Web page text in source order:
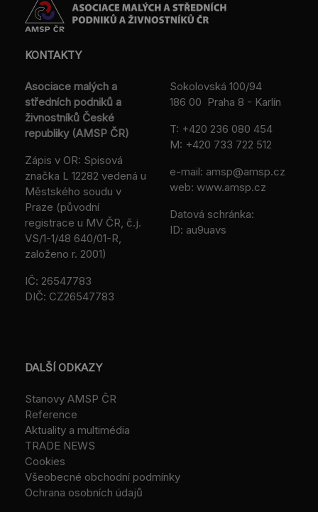
KONTAKTY
Asociace malých a
středních podniků a
živnostníků České
republiky (AMSP ČR)
Zápis v OR: Spisová
značka L 12282 vedená u
Městského soudu v
Praze (původní
registrace u MV ČR, č.j.
VS/1-1/48 640/01-R,
založeno r. 2001)
IČ: 26547783
DIČ: CZ26547783
Sokolovská 100/94
186 00 Praha 8 - Karlín
T: +420 236 080 454
M: +420 733 722 512
e-mail: amsp@amsp.cz
web: www.amsp.cz
Datová schránka:
ID: au9uavs
DALŠÍ ODKAZY
Stanovy AMSP ČR
Reference
Aktuality a multimédia
TRADE NEWS
Cookies
Všeobecné obchodní podmínky
Ochrana osobních údajů